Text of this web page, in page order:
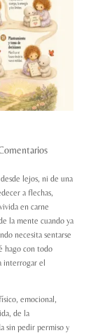
lejos, ni de una
a flechas,
en carne
la mente cuando ya
necesita sentarse
hago con todo
interrogar el
emocional,
de la
sin pedir permiso y